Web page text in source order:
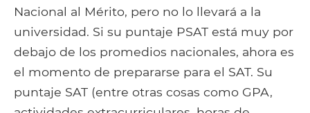
Nacional al Mérito, pero no lo llevará a la
universidad. Si su puntaje PSAT está muy por
debajo de los promedios nacionales, ahora es
el momento de prepararse para el SAT. Su
puntaje SAT (entre otras cosas como GPA,